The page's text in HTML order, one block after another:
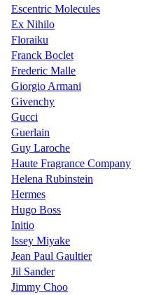
Escentric Molecules
Ex Nihilo
Floraiku
Franck Boclet
Frederic Malle
Giorgio Armani
Givenchy
Gucci
Guerlain
Guy Laroche
Haute Fragrance Company
Helena Rubinstein
Hermes
Hugo Boss
Initio
Issey Miyake
Jean Paul Gaultier
Jil Sander
Jimmy Choo